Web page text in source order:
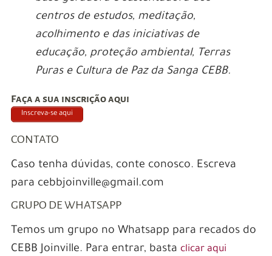
centros de estudos, meditação,
acolhimento e das iniciativas de
educação, proteção ambiental, Terras
Puras e Cultura de Paz da Sanga CEBB.
Faça a sua inscrição aqui
Inscreva-se aqui
CONTATO
Caso tenha dúvidas, conte conosco. Escreva
para cebbjoinville@gmail.com
GRUPO DE WHATSAPP
Temos um grupo no Whatsapp para recados do
CEBB Joinville. Para entrar, basta clicar aqui